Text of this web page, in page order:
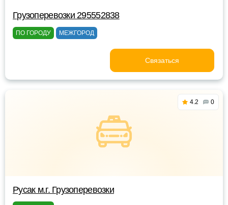
Грузоперевозки 295552838
ПО ГОРОДУ МЕЖГОРОД
Связаться
4.2 0
Русак м.г. Грузоперевозки